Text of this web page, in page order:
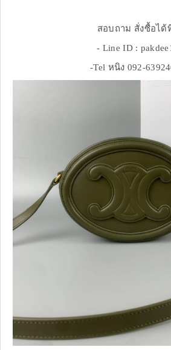
สอบถาม สั่งซื้อได้
- Line ID :
-Tel หนิง 092-